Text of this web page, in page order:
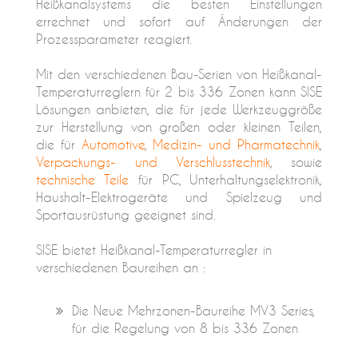
Heißkanalsystems die besten Einstellungen
errechnet und sofort auf Änderungen der
Prozessparameter reagiert.
Mit den verschiedenen Bau-Serien von Heißkanal-
Temperaturreglern für 2 bis 336 Zonen kann SISE
Lösungen anbieten, die für jede Werkzeuggröße
zur Herstellung von großen oder kleinen Teilen,
die für Automotive, Medizin- und Pharmatechnik
Verpackungs- und Verschlusstechnik , sowie
technische Teile für PC, Unterhaltungselektronik,
Haushalt-Elektrogeräte und Spielzeug und
Sportausrüstung geeignet sind.
SISE bietet Heißkanal-Temperaturregler in
verschiedenen Baureihen an :
Die Neue Mehrzonen-Baureihe MV3 Series,
für die Regelung von 8 bis 336 Zonen